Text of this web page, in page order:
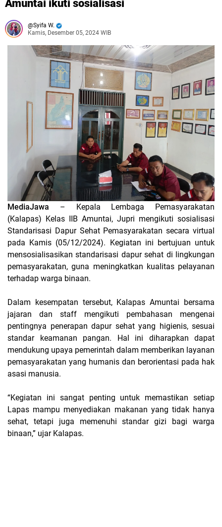
Amuntai ikuti sosialisasi
Syifa W.
Kamis, Desember 05, 2024 WIB
MediaJawa – Kepala Lembaga Pemasyarakatan
(Kalapas) Kelas IIB Amuntai, Jupri mengikuti sosialisasi
Standarisasi Dapur Sehat Pemasyarakatan secara virtual
pada Kamis (05/12/2024). Kegiatan ini bertujuan untuk
mensosialisasikan standarisasi dapur sehat di lingkungan
pemasyarakatan, guna meningkatkan kualitas pelayanan
terhadap warga binaan.
Dalam kesempatan tersebut, Kalapas Amuntai bersama
jajaran dan staff mengikuti pembahasan mengenai
pentingnya penerapan dapur sehat yang higienis, sesuai
standar keamanan pangan. Hal ini diharapkan dapat
mendukung upaya pemerintah dalam memberikan layanan
pemasyarakatan yang humanis dan berorientasi pada hak
asasi manusia.
“Kegiatan ini sangat penting untuk memastikan setiap
Lapas mampu menyediakan makanan yang tidak hanya
sehat, tetapi juga memenuhi standar gizi bagi warga
binaan,” ujar Kalapas.